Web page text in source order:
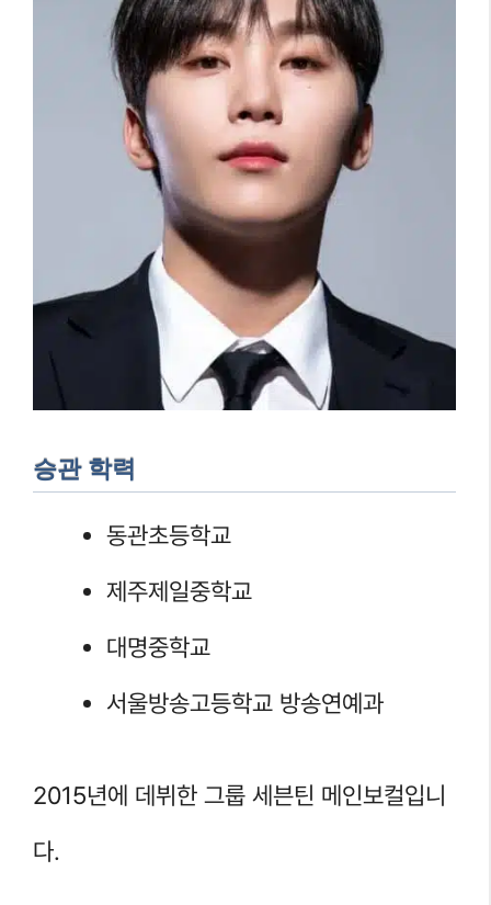
승관 학력
동관초등학교
제주제일중학교
대명중학교
서울방송고등학교 방송연예과
2015년에 데뷔한 그룹 세븐틴 메인보컬입니
다.